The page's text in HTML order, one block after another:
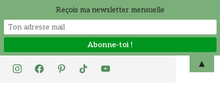
instagramfacebookpinteresttiktok youtube
Reçois ma newsletter mensuelle
▲